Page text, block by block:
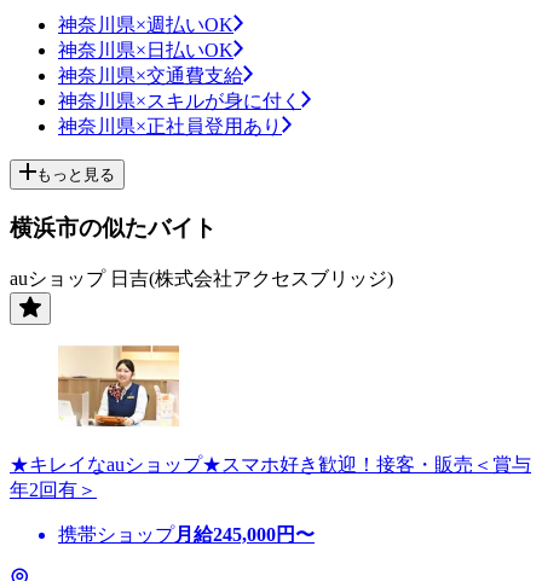
神奈川県×週払いOK
神奈川県×日払いOK
神奈川県×交通費支給
神奈川県×スキルが身に付く
神奈川県×正社員登用あり
もっと見る
横浜市の似たバイト
auショップ 日吉(株式会社アクセスブリッジ)
★キレイなauショップ★スマホ好き歓迎！接客・販売＜賞与
年2回有＞
携帯ショップ月給245,000円〜